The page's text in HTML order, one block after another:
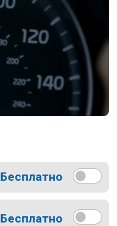
Бесплатно
Бесплатно